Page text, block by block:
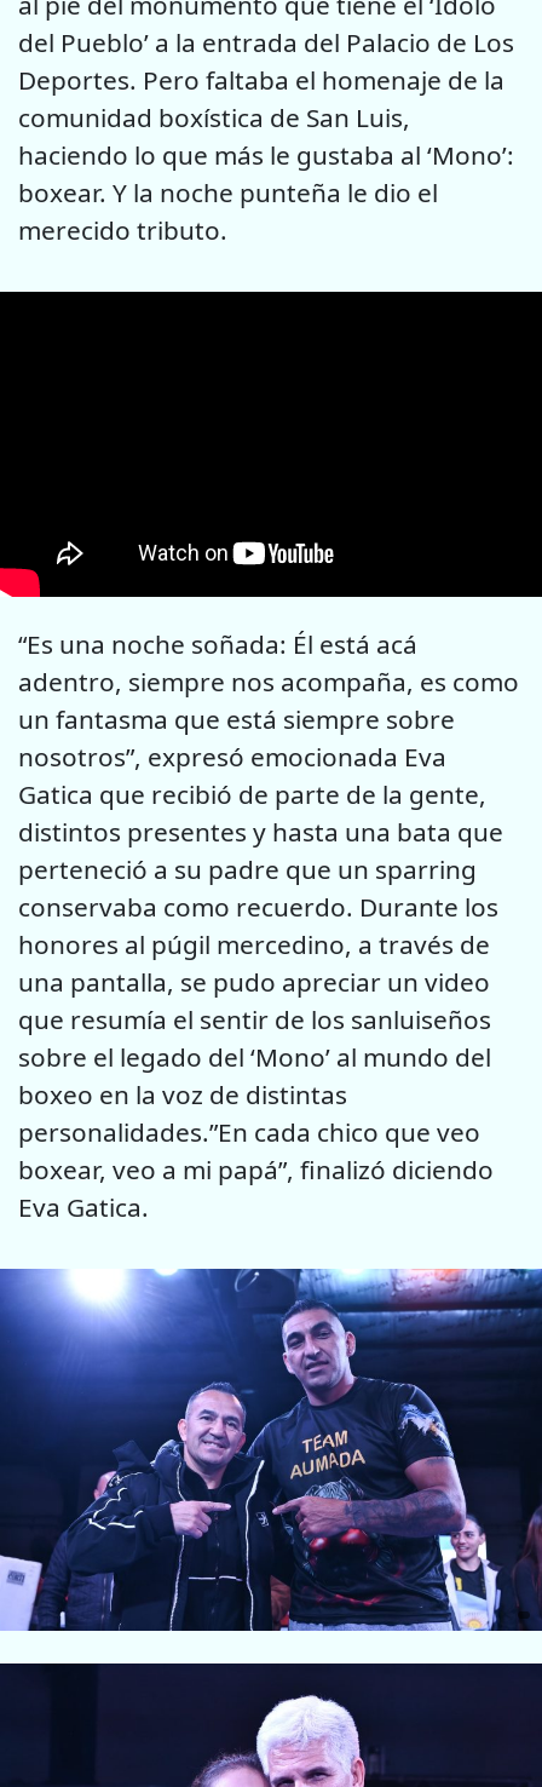
del Pueblo’ a la entrada del Palacio de Los
Deportes. Pero faltaba el homenaje de la
comunidad boxística de San Luis,
haciendo lo que más le gustaba al ‘Mono’:
boxear. Y la noche punteña le dio el
merecido tributo.
“Es una noche soñada: Él está acá
adentro, siempre nos acompaña, es como
un fantasma que está siempre sobre
nosotros”, expresó emocionada Eva
Gatica que recibió de parte de la gente,
distintos presentes y hasta una bata que
perteneció a su padre que un sparring
conservaba como recuerdo. Durante los
honores al púgil mercedino, a través de
una pantalla, se pudo apreciar un video
que resumía el sentir de los sanluiseños
sobre el legado del ‘Mono’ al mundo del
boxeo en la voz de distintas
personalidades.”En cada chico que veo
boxear, veo a mi papá”, finalizó diciendo
Eva Gatica.